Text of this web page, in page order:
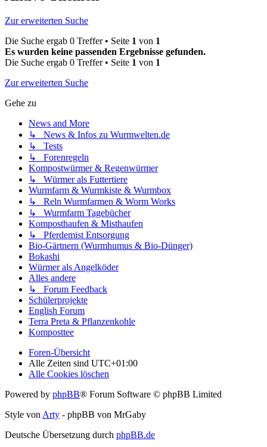
Zur erweiterten Suche
Die Suche ergab 0 Treffer • Seite 1 von 1
Es wurden keine passenden Ergebnisse gefunden.
Die Suche ergab 0 Treffer • Seite 1 von 1
Zur erweiterten Suche
Gehe zu
News and More
↳ News & Infos zu Wurmwelten.de
↳ Tests
↳ Forenregeln
Kompostwürmer & Regenwürmer
↳ Würmer als Futtertiere
Wurmfarm & Wurmkiste & Wurmbox
↳ Reln Wurmfarmen & Worm Works
↳ Wurmfarm Tagebücher
Komposthaufen & Misthaufen
↳ Pferdemist Entsorgung
Bio-Gärtnern (Wurmhumus & Bio-Dünger)
Bokashi
Würmer als Angelköder
Alles andere
↳ Forum Feedback
Schülerprojekte
English Forum
Terra Preta & Pflanzenkohle
Komposttee
Foren-Übersicht
Alle Zeiten sind UTC+01:00
Alle Cookies löschen
Powered by phpBB® Forum Software © phpBB Limited
Style vonArty - phpBB von MrGaby
Deutsche Übersetzung durch phpBB.de